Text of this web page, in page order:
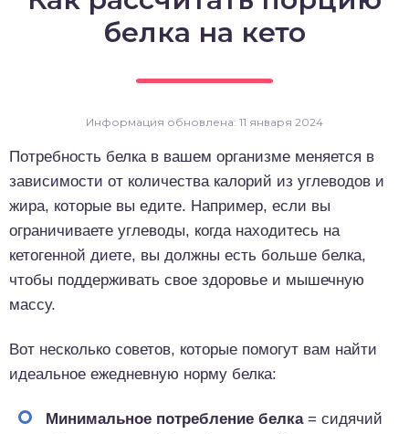
белка на кето
Информация обновлена: 11 января 2024
Потребность белка в вашем организме меняется в
зависимости от количества калорий из углеводов и
жира, которые вы едите. Например, если вы
ограничиваете углеводы, когда находитесь на
кетогенной диете, вы должны есть больше белка,
чтобы поддерживать свое здоровье и мышечную
массу.
Вот несколько советов, которые помогут вам найти
идеальное ежедневную норму белка:
Минимальное потребление белка= сидячий